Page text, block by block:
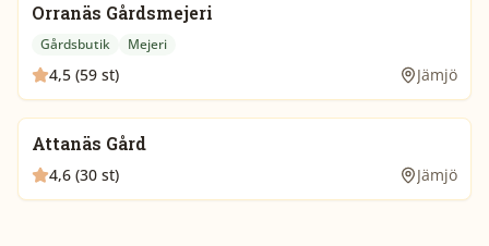
Orranäs Gårdsmejeri
Gårdsbutik Mejeri
4,5 (59 st) Jämjö
Attanäs Gård
4,6 (30 st) Jämjö